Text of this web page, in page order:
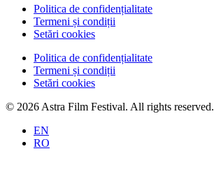
Politica de confidențialitate
Termeni și condiții
Setări cookies
Politica de confidențialitate
Termeni și condiții
Setări cookies
© 2026 Astra Film Festival. All rights reserved.
EN
RO